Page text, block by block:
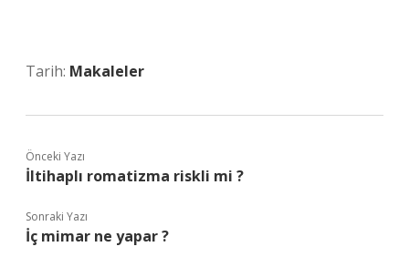
Tarih: Makaleler
Önceki Yazı
İltihaplı romatizma riskli mi ?
Sonraki Yazı
İç mimar ne yapar ?